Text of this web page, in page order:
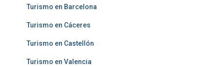
Turismo en Barcelona
Turismo en Cáceres
Turismo en Castellón
Turismo en Valencia